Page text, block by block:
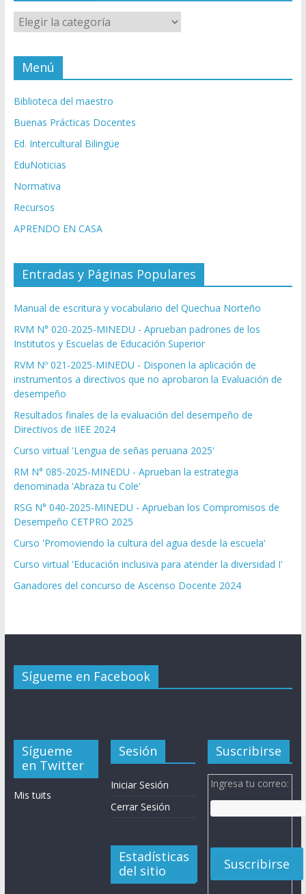
Categorías
Menú
Biblioteca del maestro
Buenas Prácticas Docentes
Ed. Intercultural Bilingüe
EduNoticias
Normativa
Recursos
APRENDO EN CASA
Entradas y Páginas Populares
Manual de escritura y vocabulario del Quechua Norteño
RVM N° 020-2025-MINEDU - Aprueban padrones de los
Institutos y Escuelas de Educación Superior
RVM Nº 021-2025-MINEDU - Disponen la aplicación de
instrumentos a directivos que no aprobaron la Evaluación de
desempeño
Resultados finales de la evaluación del desempeño de
Directivos de IIEE 2024
Curso virtual 'Lengua de señas peruana 2025'
RM N° 085-2025-MINEDU - Aprueban la estrategia
denominada 'Abraza tu Cole'
RSG N° 040-2025-MINEDU - Aprueban los Compromisos de
Desempeño CETPRO 2025
Curso 'Promoviendo la cultura del agua desde la escuela'
Curso virtual 'Educación inclusiva para atender la diversidad I'
Ganadores del concurso de Ascenso Docente 2024
Sígueme en Facebook
Sígueme
en Twitter
Mis tuits
Sesión
Iniciar Sesión
Cerrar Sesión
Estadísticas
del sitio
Suscribirse
Ingresa tu correo: